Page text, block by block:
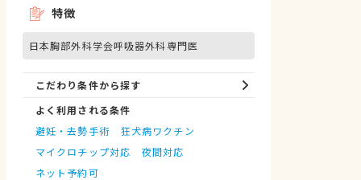
特徴
日本胸部外科学会呼吸器外科専門医
こだわり条件から探す
よく利用される条件
避妊・去勢手術
狂犬病ワクチン
マイクロチップ対応
夜間対応
ネット予約可